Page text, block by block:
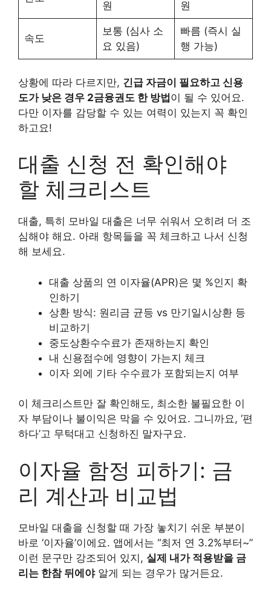
원 원
속도
보통 (심사 소
요 있음)
빠름 (즉시 실
행 가능)
상황에 따라 다르지만, 긴급 자금이 필요하고 신용
도가 낮은 경우 2금융권도 한 방법이 될 수 있어요.
다만 이자를 감당할 수 있는 여력이 있는지 꼭 확인
하고요!
대출 신청 전 확인해야
할 체크리스트
대출, 특히 모바일 대출은 너무 쉬워서 오히려 더 조
심해야 해요. 아래 항목들을 꼭 체크하고 나서 신청
해 보세요.
대출 상품의 연 이자율(APR)은 몇 %인지 확
인하기
상환 방식: 원리금 균등 vs 만기일시상환 등
비교하기
중도상환수수료가 존재하는지 확인
내 신용점수에 영향이 가는지 체크
이자 외에 기타 수수료가 포함되는지 여부
이 체크리스트만 잘 확인해도, 최소한 불필요한 이
자 부담이나 불이익은 막을 수 있어요. 그니까요, ‘편
하다’고 무턱대고 신청하진 말자구요.
이자율 함정 피하기: 금
리 계산과 비교법
모바일 대출을 신청할 때 가장 놓치기 쉬운 부분이
바로 ‘이자율’이에요. 앱에서는 “최저 연 3.2%부터~”
이런 문구만 강조되어 있지, 실제 내가 적용받을 금
리는 한참 뒤에야알게 되는 경우가 많거든요.